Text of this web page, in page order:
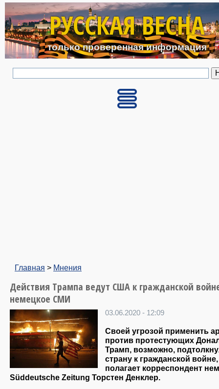
Перейти к основному
РУССКАЯ ВЕСНА
только проверенная информация
Главная > Мнения
Действия Трампа ведут США к гражданской
немецкое СМИ
03.06.2020 - 12:09
Своей угрозой применить
против протестующих
Трамп, возможно,
страну к гражданской войне,
полагает корреспондент
Süddeutsche Zeitung Торстен Денклер.